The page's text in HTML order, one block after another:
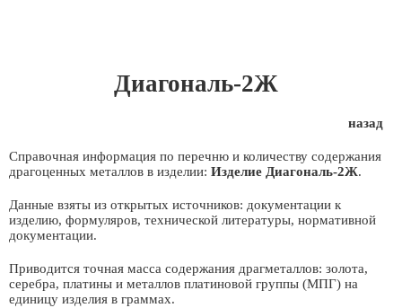
Диагональ-2Ж
назад
Справочная информация по перечню и количеству содержания
драгоценных металлов в изделии: Изделие Диагональ-2Ж.
Данные взяты из открытых источников: документации к
изделию, формуляров, технической литературы, нормативной
документации.
Приводится точная масса содержания драгметаллов: золота,
серебра, платины и металлов платиновой группы (МПГ) на
единицу изделия в граммах.